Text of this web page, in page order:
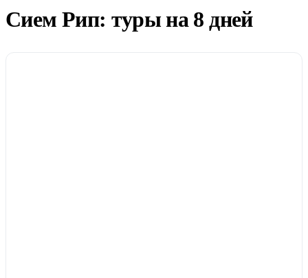
Сием Рип: туры на 8 дней